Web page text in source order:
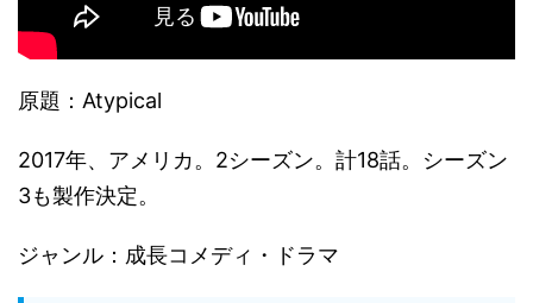
原題：Atypical
2017年、アメリカ。2シーズン。計18話。シーズン
3も製作決定。
ジャンル：成長コメディ・ドラマ